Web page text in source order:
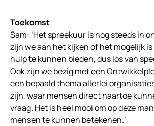
Toekomst
Sam: ‘Het spreekuur is nog steeds in
zijn we aan het kijken of het mogelijk
hulp te kunnen bieden, dus los van
Ook zijn we bezig met een
een bepaald thema allerlei
zijn, waar mensen direct naartoe
vraag. Het is heel mooi om op deze
mensen te kunnen betekenen.’